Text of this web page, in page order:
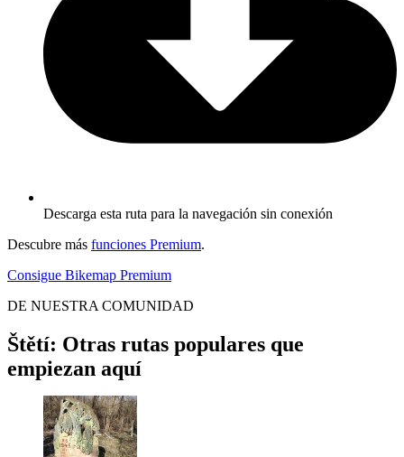
Descarga esta ruta para la navegación sin conexión
Descubre más funciones Premium.
Consigue Bikemap Premium
DE NUESTRA COMUNIDAD
Štětí: Otras rutas populares que
empiezan aquí